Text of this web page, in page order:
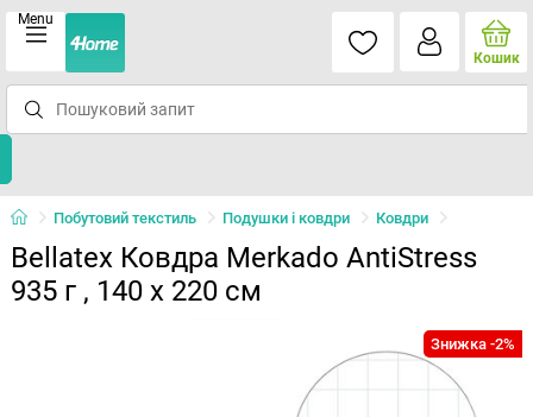
Menu
Кошик
Побутовий текстиль Подушки і ковдри Ковдри
Bellatex Ковдра Merkado AntiStress
935 г , 140 х 220 см
Знижка -2%